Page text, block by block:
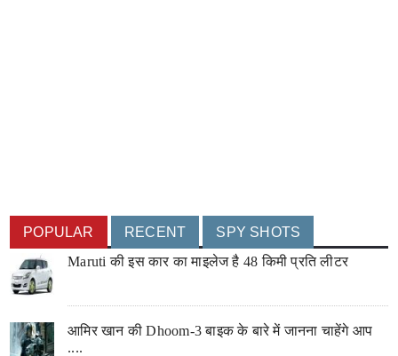
POPULAR RECENT
SPY SHOTS
Maruti की इस कार का माइलेज है 48 किमी प्रति लीटर
आमिर खान की Dhoom-3 बाइक के बारे में जानना चाहेंगे आप
....